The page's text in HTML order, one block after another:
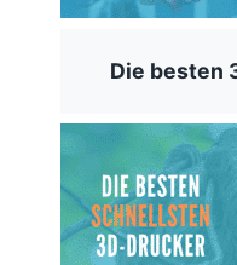
Die besten